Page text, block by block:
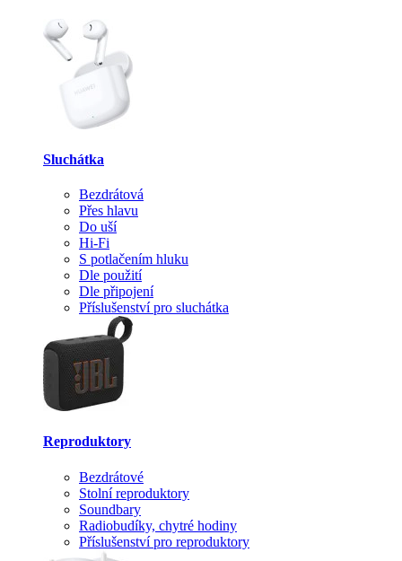
Sluchátka
Bezdrátová
Přes hlavu
Do uší
Hi-Fi
S potlačením hluku
Dle použití
Dle připojení
Příslušenství pro sluchátka
Reproduktory
Bezdrátové
Stolní reproduktory
Soundbary
Radiobudíky, chytré hodiny
Příslušenství pro reproduktory